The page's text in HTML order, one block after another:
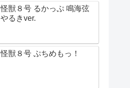
怪獣８号 るかっぷ 鳴海弦
やるきver.
怪獣８号 ぷちめもっ！